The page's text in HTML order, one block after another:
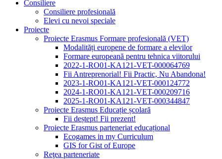
Consiliere
Consiliere profesională
Elevi cu nevoi speciale
Proiecte
Proiecte Erasmus Formare profesională (VET)
Modalități europene de formare a elevilor
Formare europeană pentru tehnica viitorului
2022-1-RO01-KA121-VET-000064769
Fii Antreprenorial! Fii Practic, Nu Abandona!
2023-1-RO01-KA121-VET-000124772
2024-1-RO01-KA121-VET-000209716
2025-1-RO01-KA121-VET-000344847
Proiecte Erasmus Educație școlară
Fii deștept! Fii prezent!
Proiecte Erasmus parteneriat educațional
Ecogames in my Curriculum
GIS for Gist of Europe
Reţea parteneriate